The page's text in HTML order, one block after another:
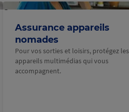
Assurance appareils
nomades
Pour vos sorties et loisirs, protégez les
appareils multimédias qui vous
accompagnent.
@Macif